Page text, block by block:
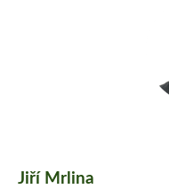
Jiří Mrlina